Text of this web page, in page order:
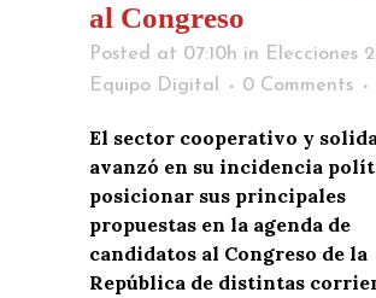
al Congreso
Posted at 07:10h in Elecciones
Equipo Digital
0 Comments
El sector cooperativo y
avanzó en su incidencia
posicionar sus principales
propuestas en la agenda de
candidatos al Congreso de la
República de distintas